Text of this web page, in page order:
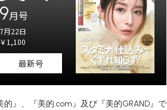
9月号
7月22日
￥1,100
最新号
的』、『美的.com』及び『美的GRAND』で